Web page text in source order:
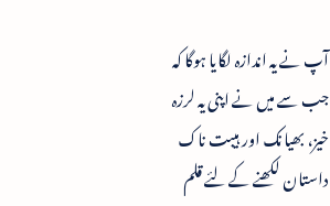
آپ نے یہ اندازہ لگایا ہوگا کہ
جب سے میں نے اپنی یہ لرزہ
خیز، بھیانک اور ہیبت ناک
داستان لکھنے کے لئے قلم